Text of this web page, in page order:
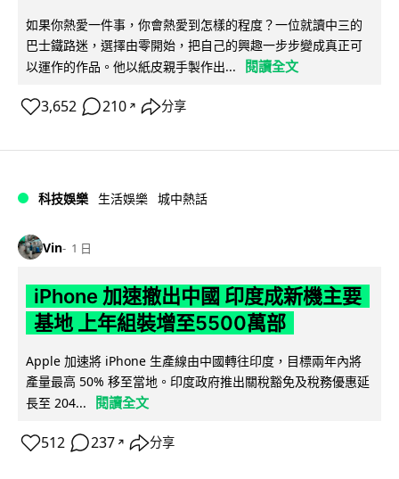
如果你熱愛一件事，你會熱愛到怎樣的程度？一位就讀中三的
巴士鐵路迷，選擇由零開始，把自己的興趣一步步變成真正可
以運作的作品。他以紙皮親手製作出...
閱讀全文
3,652 210 ↗ 分享
科技娛樂 生活娛樂 城中熱話
Vin 1 日
iPhone 加速撤出中國 印度成新機主要
基地 上年組裝增至5500萬部
Apple 加速將 iPhone 生產線由中國轉往印度，目標兩年內將
產量最高 50% 移至當地。印度政府推出關稅豁免及稅務優惠延
長至 204...
閱讀全文
512 237 ↗ 分享